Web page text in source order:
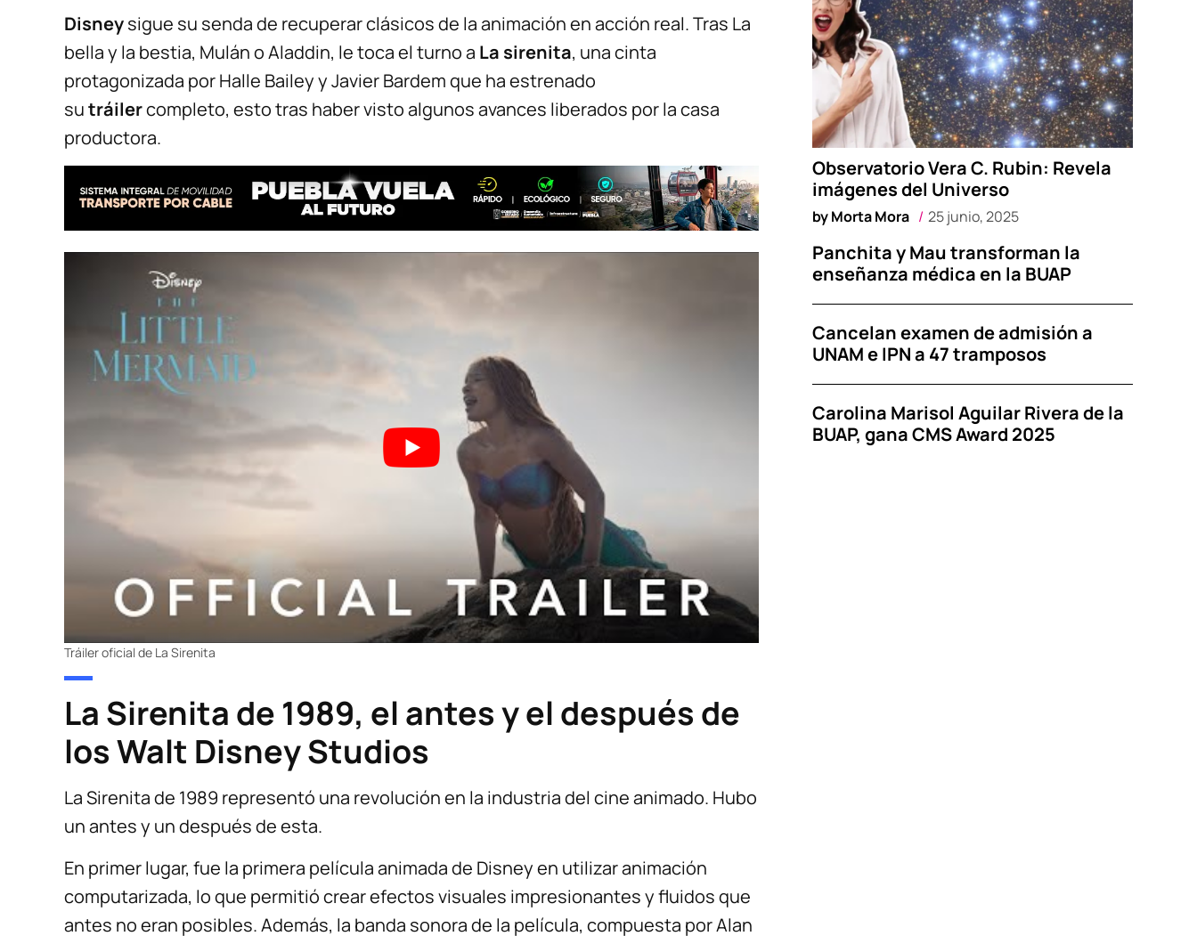
Disneysigue su senda de recuperar clásicos de la animación en acción real. Tras La
bella y la bestia, Mulán o Aladdin, le toca el turno a La sirenita, una cinta
protagonizada por Halle Bailey y Javier Bardem que ha estrenado
sutráilercompleto, esto tras haber visto algunos avances liberados por la casa
productora.
Tráiler oficial de La Sirenita
La Sirenita de 1989, el antes y el después de
los Walt Disney Studios
La Sirenita de 1989 representó una revolución en la industria del cine animado. Hubo
un antes y un después de esta.
En primer lugar, fue la primera película animada de Disney en utilizar animación
computarizada, lo que permitió crear efectos visuales impresionantes y fluidos que
antes no eran posibles. Además, la banda sonora de la película, compuesta por Alan
Observatorio Vera C. Rubin: Revela
imágenes del Universo
byMorta Mora 25 junio, 2025
Panchita y Mau transforman la
enseñanza médica en la BUAP
Cancelan examen de admisión a
UNAM e IPN a 47 tramposos
Carolina Marisol Aguilar Rivera de la
BUAP, gana CMS Award 2025